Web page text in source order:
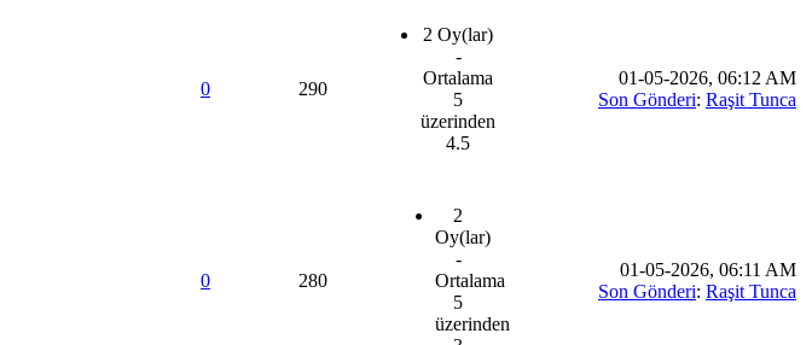
0 290
2 Oy(lar)
-
Ortalama
5
üzerinden
4.5
01-05-2026, 06:12 AM
Son Gönderi: Raşit Tunca
0 280
2
Oy(lar)
-
Ortalama
5
üzerinden
01-05-2026, 06:11 AM
Son Gönderi: Raşit Tunca